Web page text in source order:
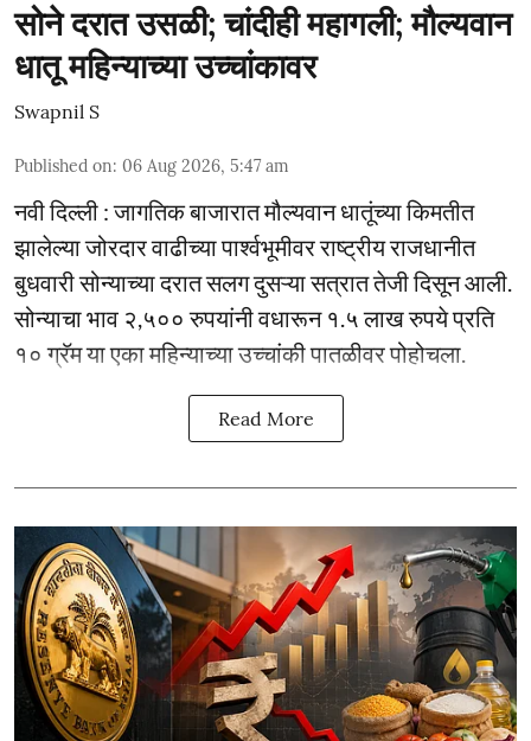
सोने दरात उसळी; चांदीही महागली; मौल्यवान
धातू महिन्याच्या उच्चांकावर
Swapnil S
Published on: 06 Aug 2026, 5:47 am
नवी दिल्ली : जागतिक बाजारात मौल्यवान धातूंच्या किमतीत
झालेल्या जोरदार वाढीच्या पार्श्वभूमीवर राष्ट्रीय राजधानीत
बुधवारी सोन्याच्या दरात सलग दुसऱ्या सत्रात तेजी दिसून आली.
सोन्याचा भाव २,५०० रुपयांनी वधारून १.५ लाख रुपये प्रति
१० ग्रॅम या एका महिन्याच्या उच्चांकी पातळीवर पोहोचला.
Read More